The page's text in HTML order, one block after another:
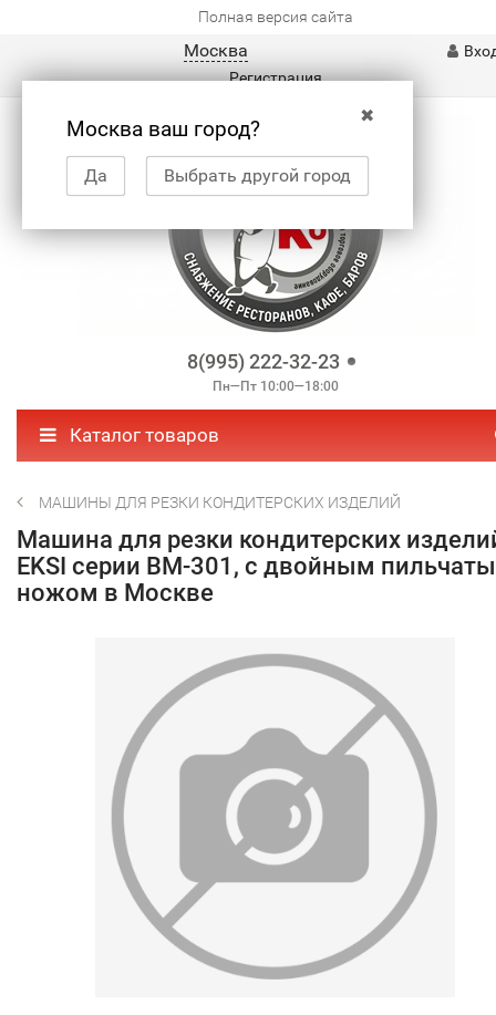
Полная версия сайта
Москва
✖
Москва ваш город?
Да Выбрать другой город
Регистрация
8(995) 222-32-23
Пн—Пт 10:00—18:00
Каталог товаров
МАШИНЫ ДЛЯ РЕЗКИ КОНДИТЕРСКИХ ИЗДЕЛИЙ
Машина для резки кондитерских
EKSI серии BM-301, с двойным
ножом в Москве